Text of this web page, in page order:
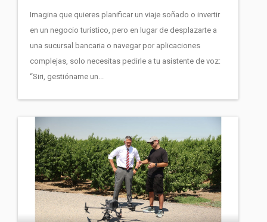
Imagina que quieres planificar un viaje soñado o invertir
en un negocio turístico, pero en lugar de desplazarte a
una sucursal bancaria o navegar por aplicaciones
complejas, solo necesitas pedirle a tu asistente de voz:
“Siri, gestióname un...